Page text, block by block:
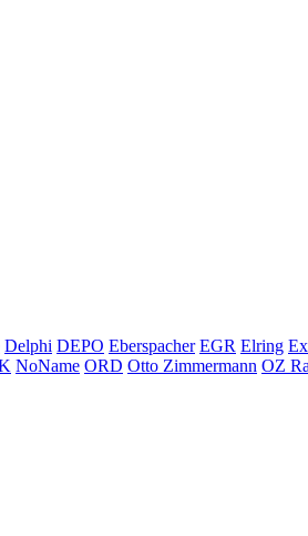
Delphi DEPO Eberspacher EGR Elring
NoName ORD Otto Zimmermann OZ